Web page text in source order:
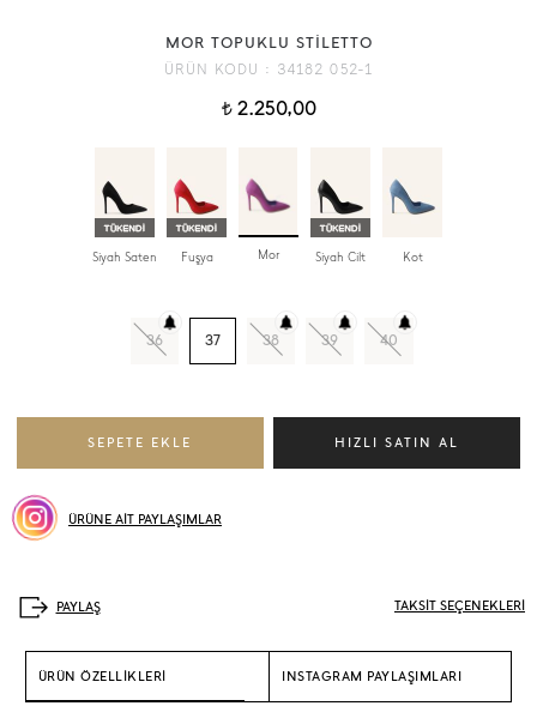
MOR TOPUKLU STİLETTO
ÜRÜN KODU : 34182 052-1
t2.250,00
Siyah Saten Fuşya Mor Siyah Cilt Kot
36 37 38 39 40
ÜRÜNE AİT PAYLAŞIMLAR
TAKSİT SEÇENEKLERİ
ÜRÜN ÖZELLİKLERİ INSTAGRAM PAYLAŞIMLARI